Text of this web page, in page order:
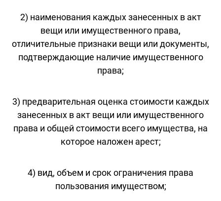
2) наименования каждых занесенных в акт
вещи или имущественного права,
отличительные признаки вещи или документы,
подтверждающие наличие имущественного
права;
3) предварительная оценка стоимости каждых
занесенных в акт вещи или имущественного
права и общей стоимости всего имущества, на
которое наложен арест;
4) вид, объем и срок ограничения права
пользования имуществом;